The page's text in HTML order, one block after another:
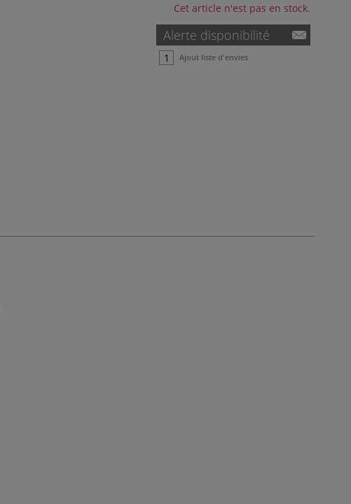
Cet article n'est pas en stock.
Alerte disponibilité
Ajout liste d'envies